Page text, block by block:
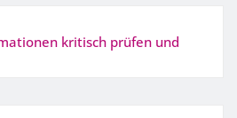
kritisch prüfen und